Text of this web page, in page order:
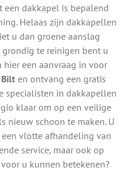
een dakkapel is bepalend
Helaas zijn dakkapellen
u dan groene aanslag
te reinigen bent u
hier een aanvraag in voor
Bilten ontvang een gratis
specialisten in dakkapellen
klaar om op een veilige
nieuw schoon te maken. U
vlotte afhandeling van
service, maar ook op
voor u kunnen betekenen?